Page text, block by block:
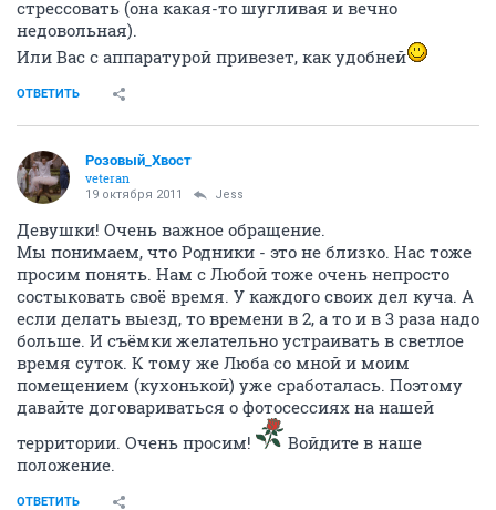
стрессовать (она какая-то шугливая и вечно
недовольная).
Или Вас с аппаратурой привезет, как удобней
ОТВЕТИТЬ
Розовый_Хвост
veteran
19 октября 2011 Jess
Девушки! Очень важное обращение.
Мы понимаем, что Родники - это не близко. Нас тоже
просим понять. Нам с Любой тоже очень непросто
состыковать своё время. У каждого своих дел куча. А
если делать выезд, то времени в 2, а то и в 3 раза надо
больше. И съёмки желательно устраивать в светлое
время суток. К тому же Люба со мной и моим
помещением (кухонькой) уже сработалась. Поэтому
давайте договариваться о фотосессиях на нашей
территории. Очень просим!
Войдите в наше
положение.
ОТВЕТИТЬ